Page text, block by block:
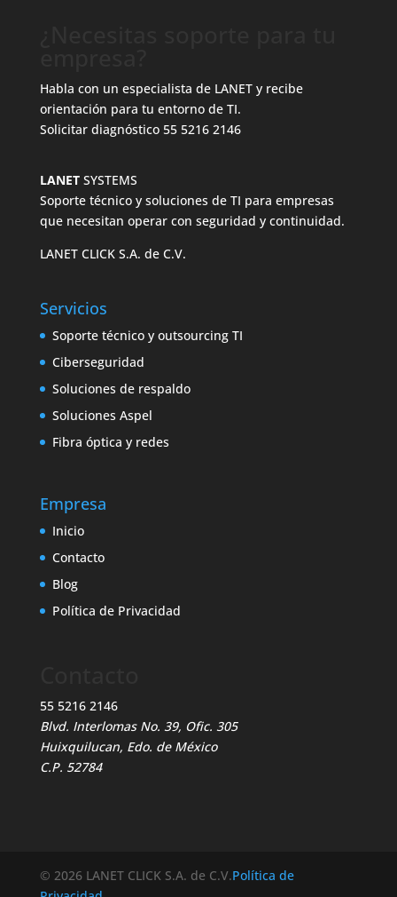
Habla con un especialista de LANET y recibe
orientación para tu entorno de TI.
Solicitar diagnóstico 55 5216 2146
LANET SYSTEMS
Soporte técnico y soluciones de TI para empresas
que necesitan operar con seguridad y continuidad.
LANET CLICK S.A. de C.V.
Servicios
Soporte técnico y outsourcing TI
Ciberseguridad
Soluciones de respaldo
Soluciones Aspel
Fibra óptica y redes
Empresa
Inicio
Contacto
Blog
Política de Privacidad
55 5216 2146
Blvd. Interlomas No. 39, Ofic. 305
Huixquilucan, Edo. de México
C.P. 52784
© 2026 LANET CLICK S.A. de C.V.Política de